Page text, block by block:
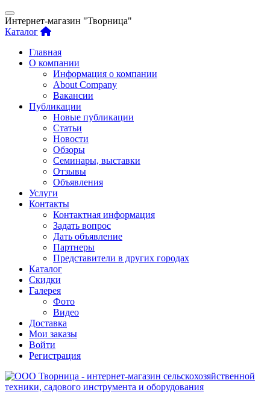
Интернет-магазин "Творница"
Каталог
Главная
О компании
Информация о компании
About Company
Вакансии
Публикации
Новые публикации
Статьи
Новости
Обзоры
Семинары, выставки
Отзывы
Объявления
Услуги
Контакты
Контактная информация
Задать вопрос
Дать объявление
Партнеры
Представители в других городах
Каталог
Скидки
Галерея
Фото
Видео
Доставка
Мои заказы
Войти
Регистрация